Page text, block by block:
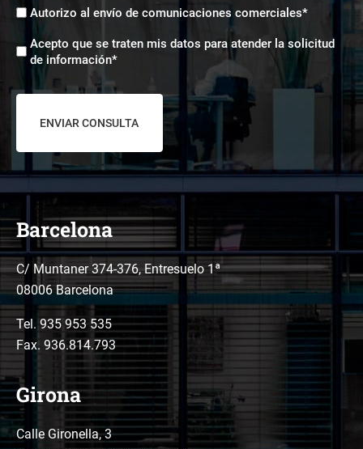
Envíos
Autorizo al envío de comunicaciones comerciales*
Aceptación
tratamiento
datos
Acepto que se traten mis datos para atender la solicitud
de información*
Barcelona
C/ Muntaner 374-376, Entresuelo 1ª
08006 Barcelona
Tel. 935 953 535
Fax. 936.814.793
Girona
Calle Gironella, 3